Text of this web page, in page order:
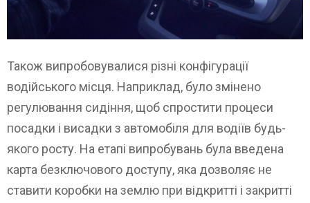
Також випробовувалися різні конфігурації
водійського місця. Наприклад, було змінено
регулювання сидіння, щоб спростити процеси
посадки і висадки з автомобіля для водіїв будь-
якого росту. На етапі випробувань була введена
карта безключового доступу, яка дозволяє не
ставити коробки на землю при відкритті і закритті